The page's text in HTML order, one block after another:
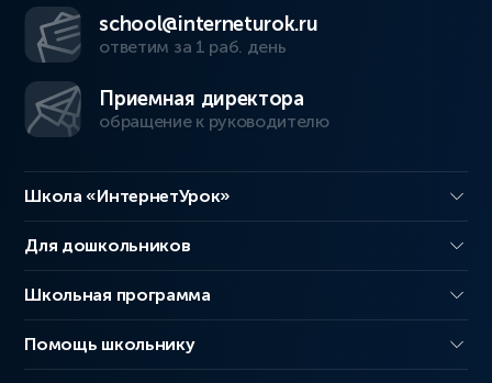
school@interneturok.ru
ответим за 1 раб. день
Приемная директора
обращение к руководителю
Школа «ИнтернетУрок»
Для дошкольников
Школьная программа
Помощь школьнику